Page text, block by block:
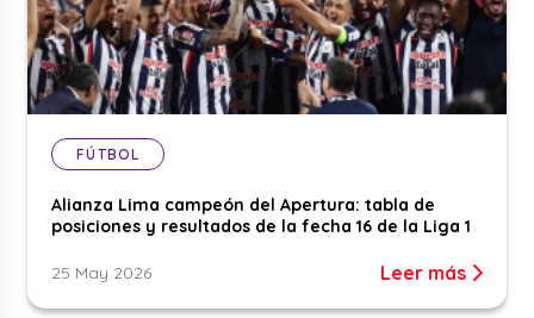
FÚTBOL
Alianza Lima campeón del Apertura: tabla de
posiciones y resultados de la fecha 16 de la Liga 1
25 May 2026 Leer más